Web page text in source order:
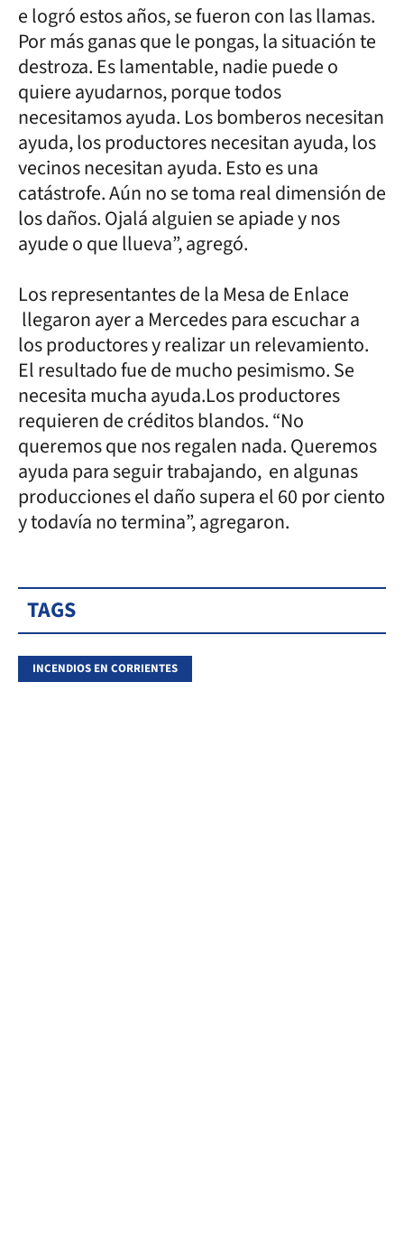
e logró estos años, se fueron con las llamas.
Por más ganas que le pongas, la situación te
destroza. Es lamentable, nadie puede o
quiere ayudarnos, porque todos
necesitamos ayuda. Los bomberos necesitan
ayuda, los productores necesitan ayuda, los
vecinos necesitan ayuda. Esto es una
catástrofe. Aún no se toma real dimensión de
los daños. Ojalá alguien se apiade y nos
ayude o que llueva”, agregó.
Los representantes de la Mesa de Enlace
llegaron ayer a Mercedes para escuchar a
los productores y realizar un relevamiento.
El resultado fue de mucho pesimismo. Se
necesita mucha ayuda.Los productores
requieren de créditos blandos. “No
queremos que nos regalen nada. Queremos
ayuda para seguir trabajando, en algunas
producciones el daño supera el 60 por ciento
y todavía no termina”, agregaron.
TAGS
INCENDIOS EN CORRIENTES